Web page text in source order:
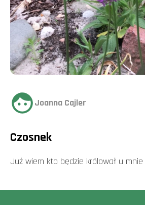
Joanna Cajler
Czosnek
Już wiem kto będzie królował u